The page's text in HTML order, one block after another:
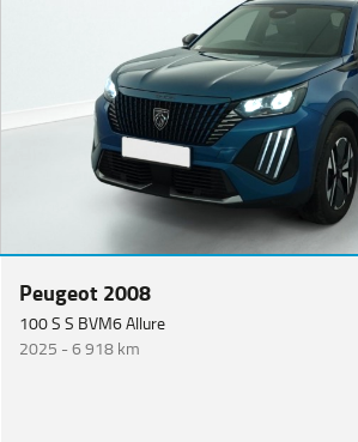
Peugeot 2008
100 S S BVM6 Allure
2025 -6 918 km